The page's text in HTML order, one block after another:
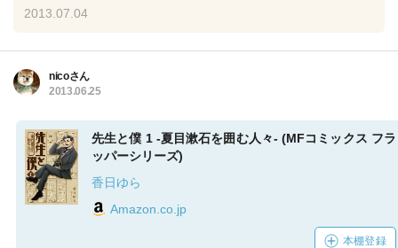
2013.07.04
nicoさん
2013.06.25
先生と僕 1 ‐夏目漱石を囲む人々‐ (MFコミックス フラ
ッパーシリーズ)
香日ゆら
Amazon.co.jp
本棚登録